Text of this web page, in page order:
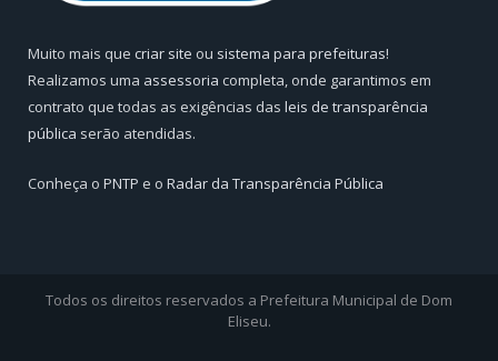
Muito mais que criar site ou sistema para prefeituras!
Realizamos uma assessoria completa, onde garantimos em
contrato que todas as exigências das leis de transparência
pública serão atendidas.
Conheça o PNTP e o Radar da Transparência Pública
Todos os direitos reservados a Prefeitura Municipal de Dom
Eliseu.